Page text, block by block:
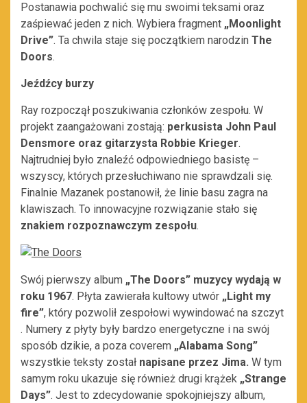
Postanawia pochwalić się mu swoimi teksami oraz
zaśpiewać jeden z nich. Wybiera fragment „Moonlight
Drive”. Ta chwila staje się początkiem narodzin The
Doors.
Jeźdźcy burzy
Ray rozpoczął poszukiwania członków zespołu. W
projekt zaangażowani zostają: perkusista John Paul
Densmore oraz gitarzysta Robbie Krieger.
Najtrudniej było znaleźć odpowiedniego basistę –
wszyscy, których przesłuchiwano nie sprawdzali się.
Finalnie Mazanek postanowił, że linie basu zagra na
klawiszach. To innowacyjne rozwiązanie stało się
znakiem rozpoznawczym zespołu.
Swój pierwszy album „The Doors” muzycy wydają w
roku 1967. Płyta zawierała kultowy utwór „Light my
fire”, który pozwolił zespołowi wywindować na szczyt
. Numery z płyty były bardzo energetyczne i na swój
sposób dzikie, a poza coverem „Alabama Song”
wszystkie teksty został napisane przez Jima. W tym
samym roku ukazuje się również drugi krążek „Strange
Days”. Jest to zdecydowanie spokojniejszy album,